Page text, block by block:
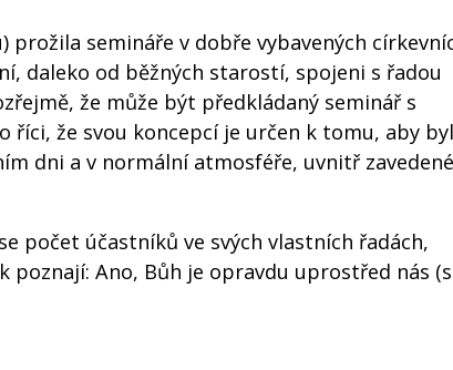
prožila semináře v dobře vybavených
daleko od běžných starostí, spojeni s řadou
že může být předkládaný seminář s
že svou koncepcí je určen k tomu, aby byl
dni a v normální atmosféře, uvnitř zavedené
počet účastníků ve svých vlastních řadách,
Ano, Bůh je opravdu uprostřed nás